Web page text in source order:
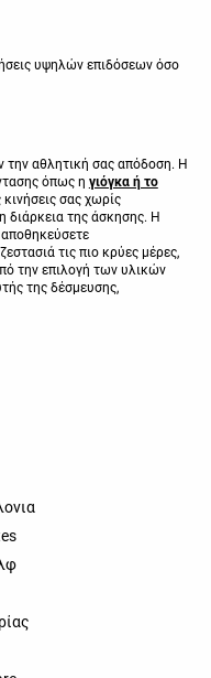
υψηλών επιδόσεων όσο
την αθλητική σας απόδοση. Η
όπως η γιόγκα ή το
σας χωρίς
διάρκεια της άσκησης. Η
αποθηκεύσετε
τις πιο κρύες μέρες,
την επιλογή των υλικών
της δέσμευσης,